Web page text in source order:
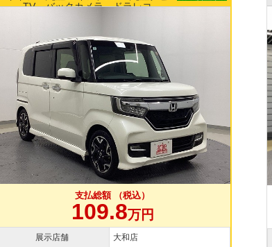
支払総額 （税込）
109.8万円
展示店舗 横浜本店